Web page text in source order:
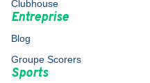
Clubhouse
Entreprise
Blog
Groupe Scorers
Sports